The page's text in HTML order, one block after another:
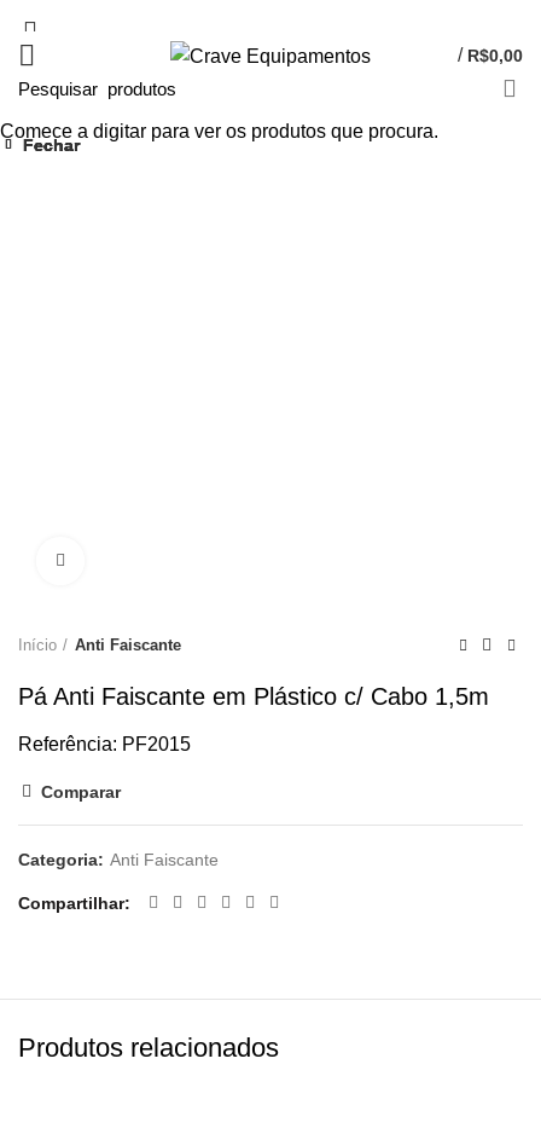
/ R$0,00
Início Anti Faiscante
Pá Anti Faiscante em Plástico c/ Cabo 1,5m
Referência: PF2015
Comparar
Categoria: Anti Faiscante
Compartilhar
Produtos relacionados
Fechar
Fechar
Fechar
Fechar
Fechar
Comece a digitar para ver os produtos que procura.